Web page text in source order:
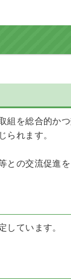
を総合的か
られます。
の交流促進
しています。